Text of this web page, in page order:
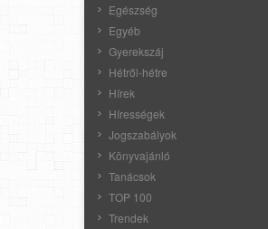
Egészség
Egyéb
Gyerekszáj
Hétről-hétre
Hírek
Hírességek
Jogszabályok
Könyvajánló
Tanácsok
TOP 100
Trendek